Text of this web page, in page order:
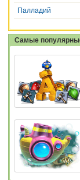
Палладий
Самые